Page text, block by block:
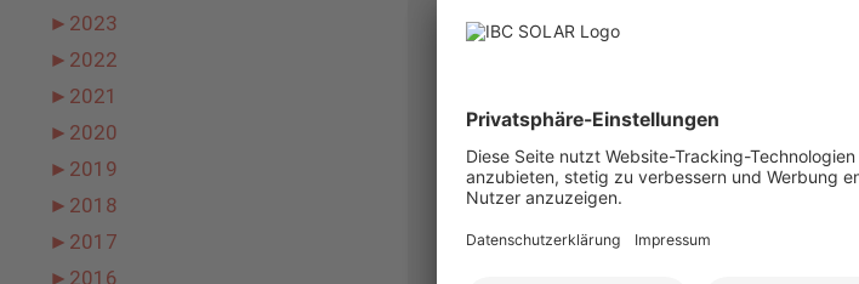
► 2023
► 2022
► 2021
► 2020
► 2019
► 2018
► 2017
► 2016